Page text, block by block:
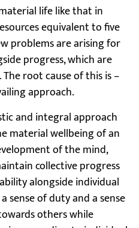
life like that in
equivalent to five
problems are arising for
progress, which are
root cause of this is –
approach.
and integral approach
material wellbeing of an
of the mind,
collective progress
alongside individual
of duty and a sense
others while